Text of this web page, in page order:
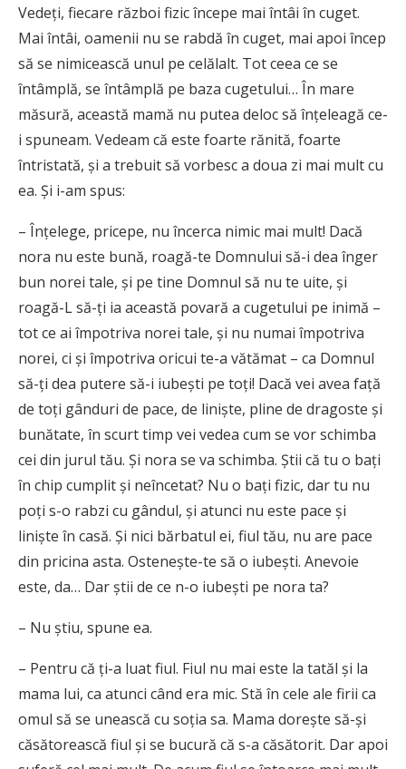
Vedeți, fiecare război fizic începe mai întâi în cuget.
Mai întâi, oamenii nu se rabdă în cuget, mai apoi încep
să se nimicească unul pe celălalt. Tot ceea ce se
întâmplă, se întâmplă pe baza cugetului… În mare
măsură, această mamă nu putea deloc să înţeleagă ce-
i spuneam. Vedeam că este foarte rănită, foarte
întristată, şi a trebuit să vorbesc a doua zi mai mult cu
ea. Şi i-am spus:
– Înțelege, pricepe, nu încerca nimic mai mult! Dacă
nora nu este bună, roagă-te Domnului să-i dea înger
bun norei tale, şi pe tine Domnul să nu te uite, şi
roagă-L să-ţi ia această povară a cugetului pe inimă –
tot ce ai împotriva norei tale, şi nu numai împotriva
norei, ci şi împotriva oricui te-a vătămat – ca Domnul
să-ţi dea putere să-i iubeşti pe toţi! Dacă vei avea faţă
de toţi gânduri de pace, de linişte, pline de dragoste şi
bunătate, în scurt timp vei vedea cum se vor schimba
cei din jurul tău. Şi nora se va schimba. Ştii că tu o baţi
în chip cumplit şi neîncetat? Nu o baţi fizic, dar tu nu
poţi s-o rabzi cu gândul, şi atunci nu este pace şi
linişte în casă. Şi nici bărbatul ei, fiul tău, nu are pace
din pricina asta. Osteneşte-te să o iubeşti. Anevoie
este, da… Dar ştii de ce n-o iubeşti pe nora ta?
– Nu ştiu, spune ea.
– Pentru că ţi-a luat fiul. Fiul nu mai este la tatăl şi la
mama lui, ca atunci când era mic. Stă în cele ale firii ca
omul să se unească cu soţia sa. Mama doreşte să-şi
căsătorească fiul şi se bucură că s-a căsătorit. Dar apoi